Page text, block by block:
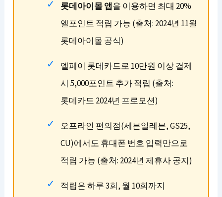
롯데아이몰 앱을 이용하면 최대 20%
엘포인트 적립 가능 (출처: 2024년 11월
롯데아이몰 공식)
엘페이 롯데카드로 10만원 이상 결제
시 5,000포인트 추가 적립 (출처:
롯데카드 2024년 프로모션)
오프라인 편의점(세븐일레븐, GS25,
CU)에서도 휴대폰 번호 입력만으로
적립 가능 (출처: 2024년 제휴사 공지)
적립은 하루 3회, 월 10회까지